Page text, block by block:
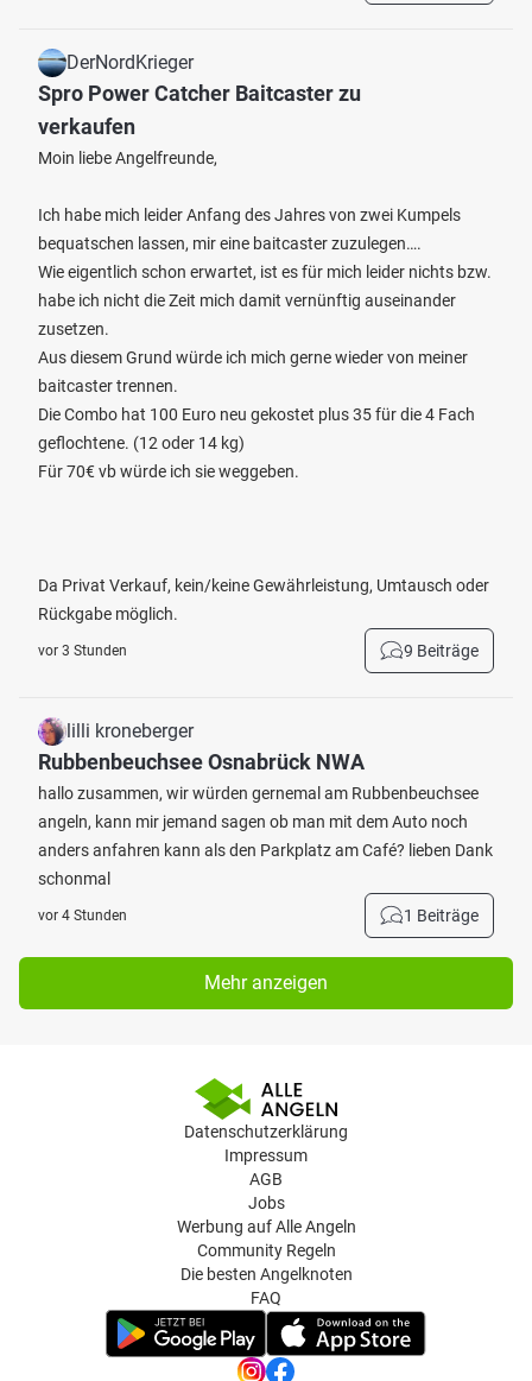
DerNordKrieger
Spro Power Catcher Baitcaster zu
verkaufen
Moin liebe Angelfreunde,
Ich habe mich leider Anfang des Jahres von zwei Kumpels
bequatschen lassen, mir eine baitcaster zuzulegen….
Wie eigentlich schon erwartet, ist es für mich leider nichts bzw.
habe ich nicht die Zeit mich damit vernünftig auseinander
zusetzen.
Aus diesem Grund würde ich mich gerne wieder von meiner
baitcaster trennen.
Die Combo hat 100 Euro neu gekostet plus 35 für die 4 Fach
geflochtene. (12 oder 14 kg)
Für 70€ vb würde ich sie weggeben.
Da Privat Verkauf, kein/keine Gewährleistung, Umtausch oder
Rückgabe möglich.
vor 3 Stunden 9 Beiträge
lilli kroneberger
Rubbenbeuchsee Osnabrück NWA
hallo zusammen, wir würden gernemal am Rubbenbeuchsee
angeln, kann mir jemand sagen ob man mit dem Auto noch
anders anfahren kann als den Parkplatz am Café? lieben Dank
schonmal
vor 4 Stunden 1 Beiträge
Mehr anzeigen
Datenschutzerklärung
Impressum
AGB
Jobs
Werbung auf Alle Angeln
Community Regeln
Die besten Angelknoten
FAQ